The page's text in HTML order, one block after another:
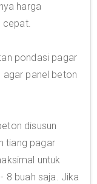
harga
cepat.
pondasi pagar
agar panel beton
disusun
tiang pagar
untuk
8 buah saja. Jika